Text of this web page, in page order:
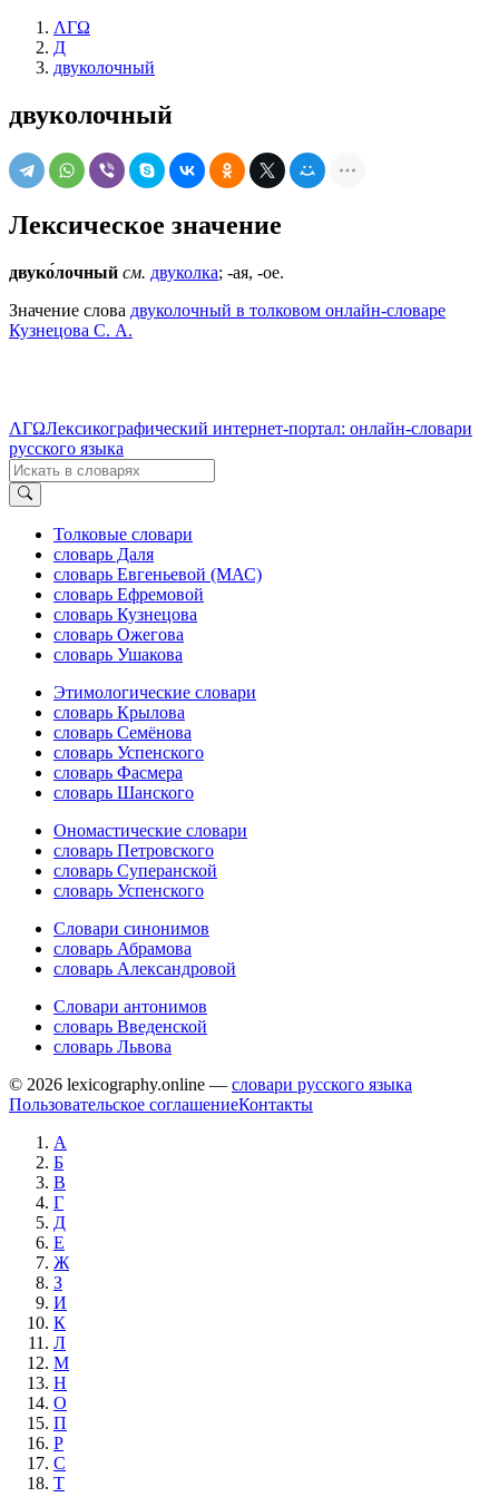
ΛΓΩ
Д
двуколочный
двуколочный
Лексическое значение
двуко́лочный см. двуколка; -ая, -ое.
Значение слова двуколочный в толковом онлайн-словаре
Кузнецова С. А.
ΛΓΩЛексикографический интернет-портал: онлайн-словари
русского языка
Толковые словари
словарь Даля
словарь Евгеньевой (МАС)
словарь Ефремовой
словарь Кузнецова
словарь Ожегова
словарь Ушакова
Этимологические словари
словарь Крылова
словарь Семёнова
словарь Успенского
словарь Фасмера
словарь Шанского
Ономастические словари
словарь Петровского
словарь Суперанской
словарь Успенского
Словари синонимов
словарь Абрамова
словарь Александровой
Словари антонимов
словарь Введенской
словарь Львова
© 2026 lexicography.online — словари русского языка
Пользовательское соглашениеКонтакты
А
Б
В
Г
Д
Е
Ж
З
И
К
Л
М
Н
О
П
Р
С
Т